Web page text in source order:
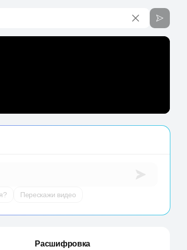
Перескажи видео
Расшифровка